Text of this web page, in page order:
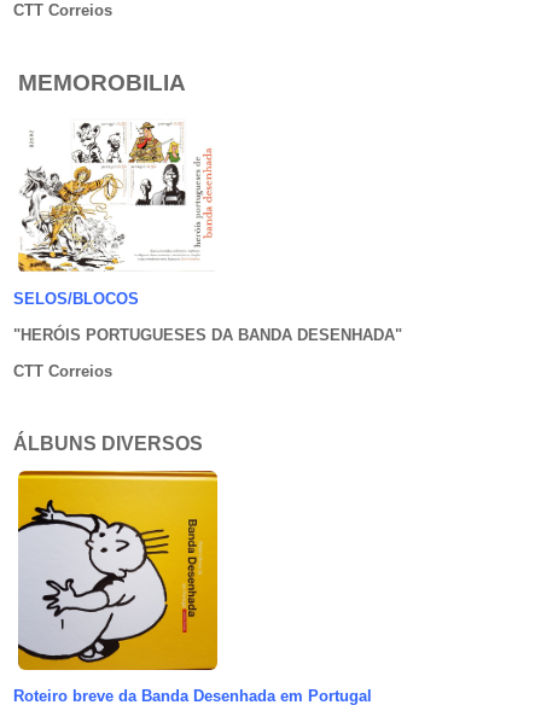
CTT Correios
MEMOROBILIA
SELOS/BLOCOS
"HERÓIS PORTUGUESES DA BANDA DESENHADA"
CTT Correios
ÁLBUNS DIVERSOS
Roteiro breve da Banda Desenhada em Portugal